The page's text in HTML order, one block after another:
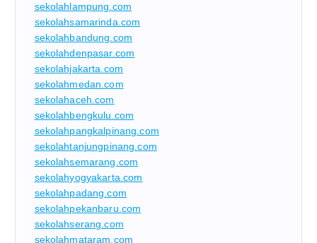
sekolahlampung.com
sekolahsamarinda.com
sekolahbandung.com
sekolahdenpasar.com
sekolahjakarta.com
sekolahmedan.com
sekolahaceh.com
sekolahbengkulu.com
sekolahpangkalpinang.com
sekolahtanjungpinang.com
sekolahsemarang.com
sekolahyogyakarta.com
sekolahpadang.com
sekolahpekanbaru.com
sekolahserang.com
sekolahmataram.com